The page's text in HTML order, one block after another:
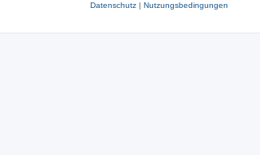
Datenschutz| Nutzungsbedingungen